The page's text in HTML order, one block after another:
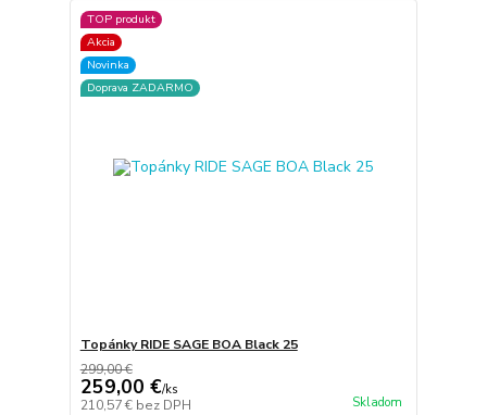
TOP produkt
Akcia
Novinka
Doprava ZADARMO
Topánky RIDE SAGE BOA Black 25
299,00 €
259,00 €/ks
210,57 € bez DPH Skladom